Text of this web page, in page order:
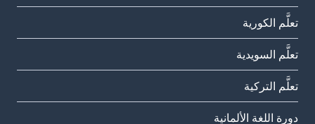
تعلَّم الكورية
تعلَّم السويدية
تعلَّم التركية
دورة اللغة الألمانية